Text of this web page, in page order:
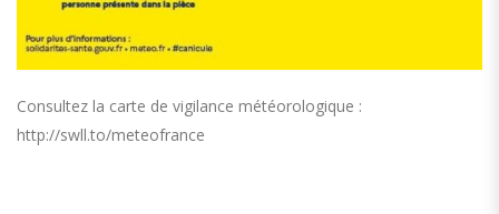
Consultez la carte de vigilance météorologique :
http://swll.to/meteofrance